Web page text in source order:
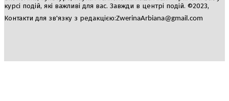
курсі подій, які важливі для вас. Завжди в центрі подій. ©2023,
Контакти для зв'язку з редакцією:ZwerinaArbiana@gmail.com